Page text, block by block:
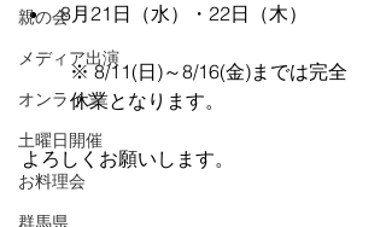
親の会
メディア出演
オンライン
土曜日開催
お料理会
群馬県
8月21日（水）・22日（木）
※ 8/11(日)～8/16(金)までは完全
休業となります。
よろしくお願いします。